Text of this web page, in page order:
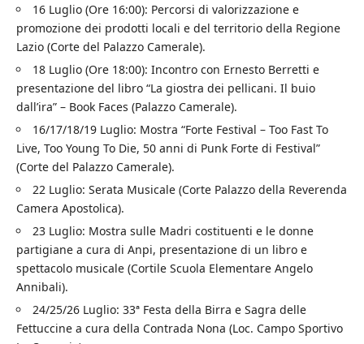
16 Luglio (Ore 16:00): Percorsi di valorizzazione e
promozione dei prodotti locali e del territorio della Regione
Lazio (Corte del Palazzo Camerale).
18 Luglio (Ore 18:00): Incontro con Ernesto Berretti e
presentazione del libro “La giostra dei pellicani. Il buio
dall’ira” – Book Faces (Palazzo Camerale).
16/17/18/19 Luglio: Mostra “Forte Festival – Too Fast To
Live, Too Young To Die, 50 anni di Punk Forte di Festival”
(Corte del Palazzo Camerale).
22 Luglio: Serata Musicale (Corte Palazzo della Reverenda
Camera Apostolica).
23 Luglio: Mostra sulle Madri costituenti e le donne
partigiane a cura di Anpi, presentazione di un libro e
spettacolo musicale (Cortile Scuola Elementare Angelo
Annibali).
24/25/26 Luglio: 33ª Festa della Birra e Sagra delle
Fettuccine a cura della Contrada Nona (Loc. Campo Sportivo